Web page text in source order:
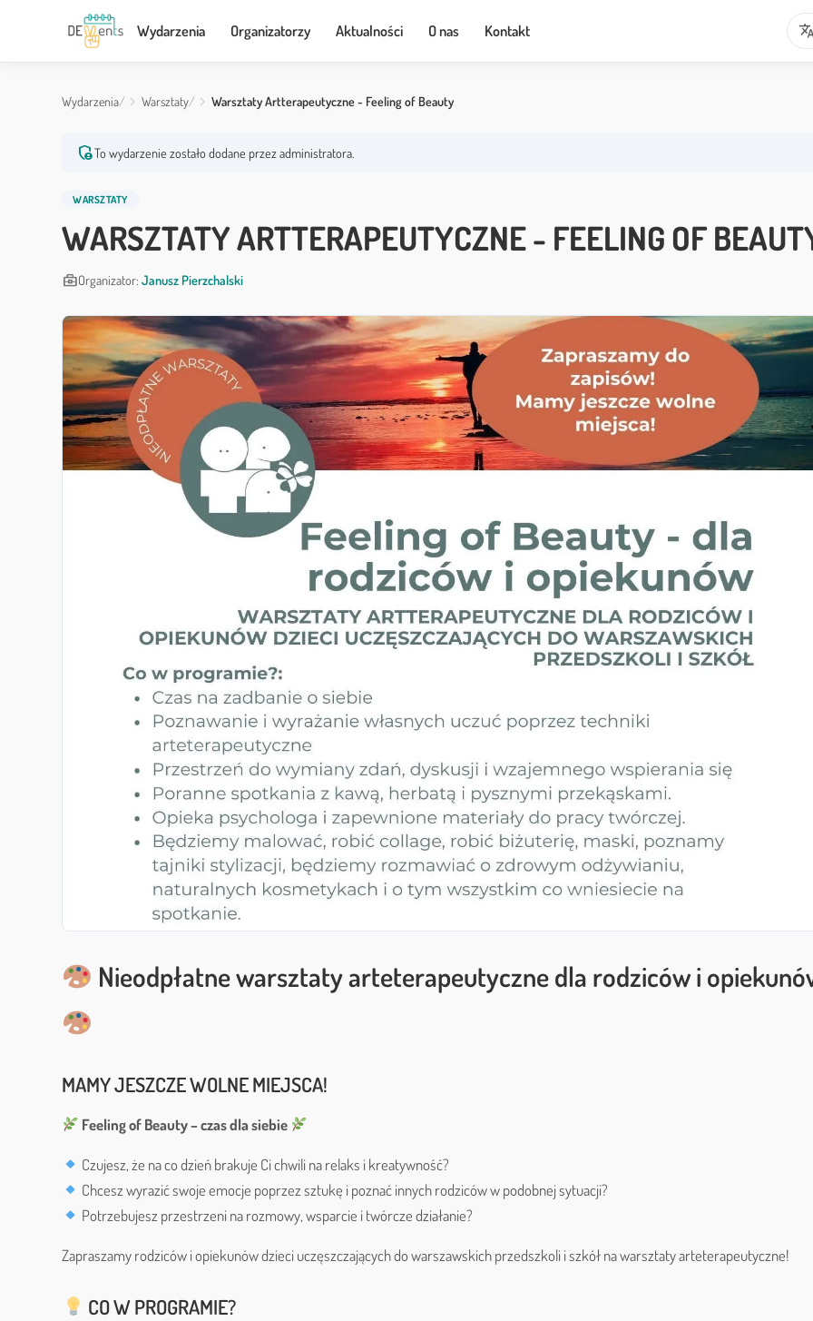
Wydarzenia Organizatorzy Aktualności O nas Kontakt translate
Wydarzenia Warsztaty Warsztaty Artterapeutyczne - Feeling of Beauty
admin_panel_settingsTo wydarzenie zostało dodane przez administratora.
WARSZTATY
WARSZTATY ARTTERAPEUTYCZNE - FEELING OF
business_centerOrganizator: Janusz Pierzchalski
Nieodpłatne warsztaty arteterapeutyczne dla rodziców i
MAMY JESZCZE WOLNE MIEJSCA!
Feeling of Beauty – czas dla siebie
Czujesz, że na co dzień brakuje Ci chwili na relaks i kreatywność?
Chcesz wyrazić swoje emocje poprzez sztukę i poznać innych rodziców w podobnej sytuacji?
Potrzebujesz przestrzeni na rozmowy, wsparcie i twórcze działanie?
Zapraszamy rodziców i opiekunów dzieci uczęszczających do warszawskich przedszkoli i szkół na warsztaty arteterapeutyczne!
CO W PROGRAMIE?